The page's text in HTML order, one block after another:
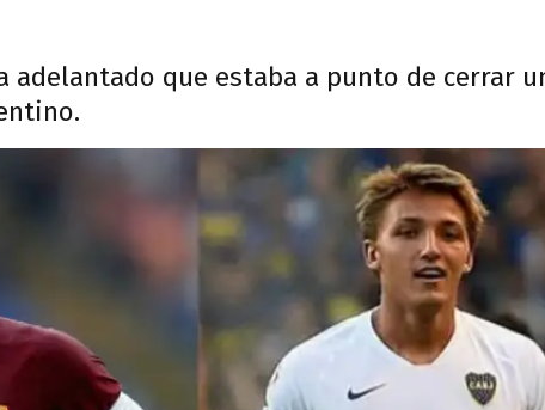
adelantado que estaba a punto de cerrar